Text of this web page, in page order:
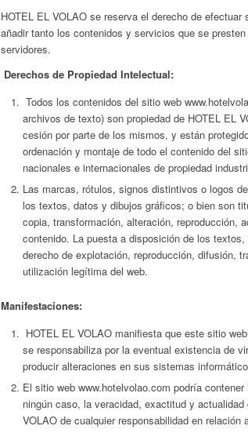
HOTEL EL VOLAO se reserva el derecho de
añadir tanto los contenidos y servicios que se
servidores.
Derechos de Propiedad Intelectual:
Todos los contenidos del sitio web
archivos de texto) son propiedad de HOTEL EL
cesión por parte de los mismos, y están
ordenación y montaje de todo el contenido del
nacionales e internacionales de propiedad
Las marcas, rótulos, signos distintivos o logos
los textos, datos y dibujos gráficos; o bien son
copia, transformación, alteración, reproducción,
contenido. La puesta a disposición de los
derecho de explotación, reproducción, difusión,
utilización legítima del web.
Manifestaciones:
HOTEL EL VOLAO manifiesta que este sitio
se responsabiliza por la eventual existencia de
producir alteraciones en sus sistemas
El sitio web www.hotelvolao.com podría
ningún caso, la veracidad, exactitud y
VOLAO de cualquier responsabilidad en